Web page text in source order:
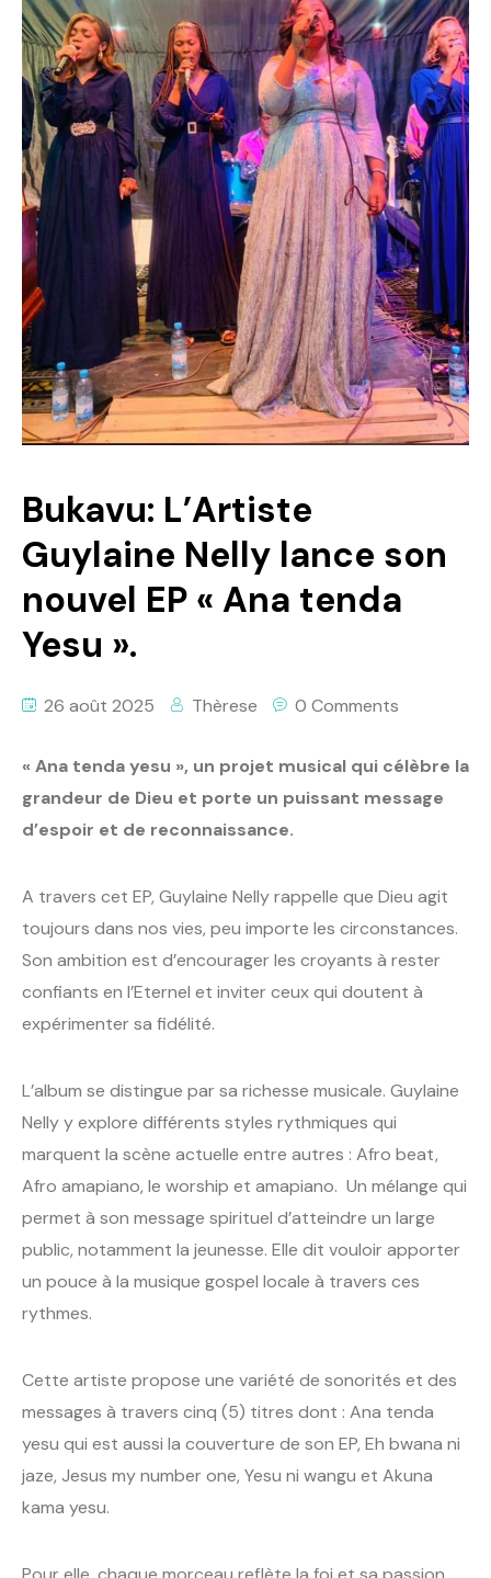
Politique
Technologies
Entreprenariat
Bukavu: L’Artiste
Guylaine Nelly lance son
nouvel EP « Ana tenda
Yesu ».
26 août 2025 Thèrese 0 Comments
« Ana tenda yesu », un projet musical qui célèbre la
grandeur de Dieu et porte un puissant message
d’espoir et de reconnaissance.
A travers cet EP, Guylaine Nelly rappelle que Dieu agit
toujours dans nos vies, peu importe les circonstances.
Son ambition est d’encourager les croyants à rester
confiants en l’Eternel et inviter ceux qui doutent à
expérimenter sa fidélité.
L’album se distingue par sa richesse musicale. Guylaine
Nelly y explore différents styles rythmiques qui
marquent la scène actuelle entre autres : Afro beat,
Afro amapiano, le worship et amapiano. Un mélange qui
permet à son message spirituel d’atteindre un large
public, notamment la jeunesse. Elle dit vouloir apporter
un pouce à la musique gospel locale à travers ces
rythmes.
Cette artiste propose une variété de sonorités et des
messages à travers cinq (5) titres dont : Ana tenda
yesu qui est aussi la couverture de son EP, Eh bwana ni
jaze, Jesus my number one, Yesu ni wangu et Akuna
kama yesu.